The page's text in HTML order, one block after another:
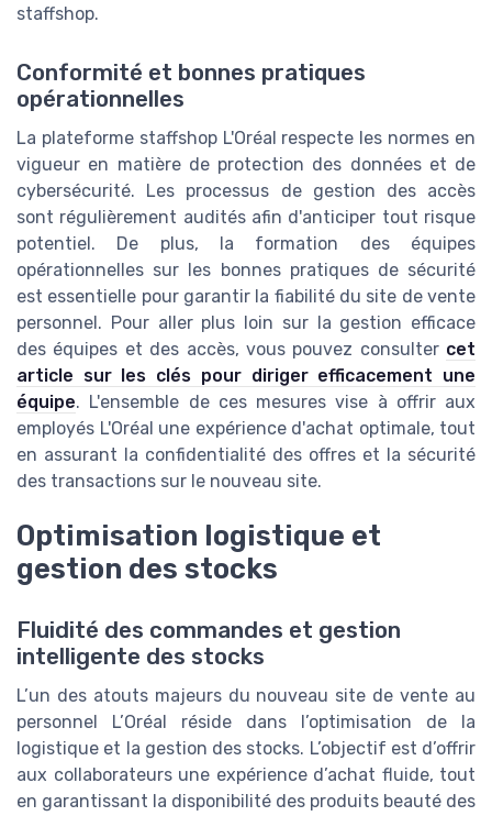
staffshop.
Conformité et bonnes pratiques
opérationnelles
La plateforme staffshop L'Oréal respecte les normes en
vigueur en matière de protection des données et de
cybersécurité. Les processus de gestion des accès
sont régulièrement audités afin d'anticiper tout risque
potentiel. De plus, la formation des équipes
opérationnelles sur les bonnes pratiques de sécurité
est essentielle pour garantir la fiabilité du site de vente
personnel. Pour aller plus loin sur la gestion efficace
des équipes et des accès, vous pouvez consulter cet
article sur les clés pour diriger efficacement une
équipe. L'ensemble de ces mesures vise à offrir aux
employés L'Oréal une expérience d'achat optimale, tout
en assurant la confidentialité des offres et la sécurité
des transactions sur le nouveau site.
Optimisation logistique et
gestion des stocks
Fluidité des commandes et gestion
intelligente des stocks
L’un des atouts majeurs du nouveau site de vente au
personnel L’Oréal réside dans l’optimisation de la
logistique et la gestion des stocks. L’objectif est d’offrir
aux collaborateurs une expérience d’achat fluide, tout
en garantissant la disponibilité des produits beauté des